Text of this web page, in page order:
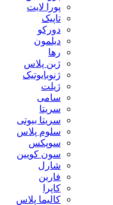
پورا لایت
تاپیک
دورکو
دیلمون
رها
ژبن پلاس
ژنوبایوتیک
ژیلت
سامی
سریتا
سریتا بیوتی
سلوم پلاس
سوپکس
سون کویین
شارل
فاربن
کاپرا
کالیما پلاس